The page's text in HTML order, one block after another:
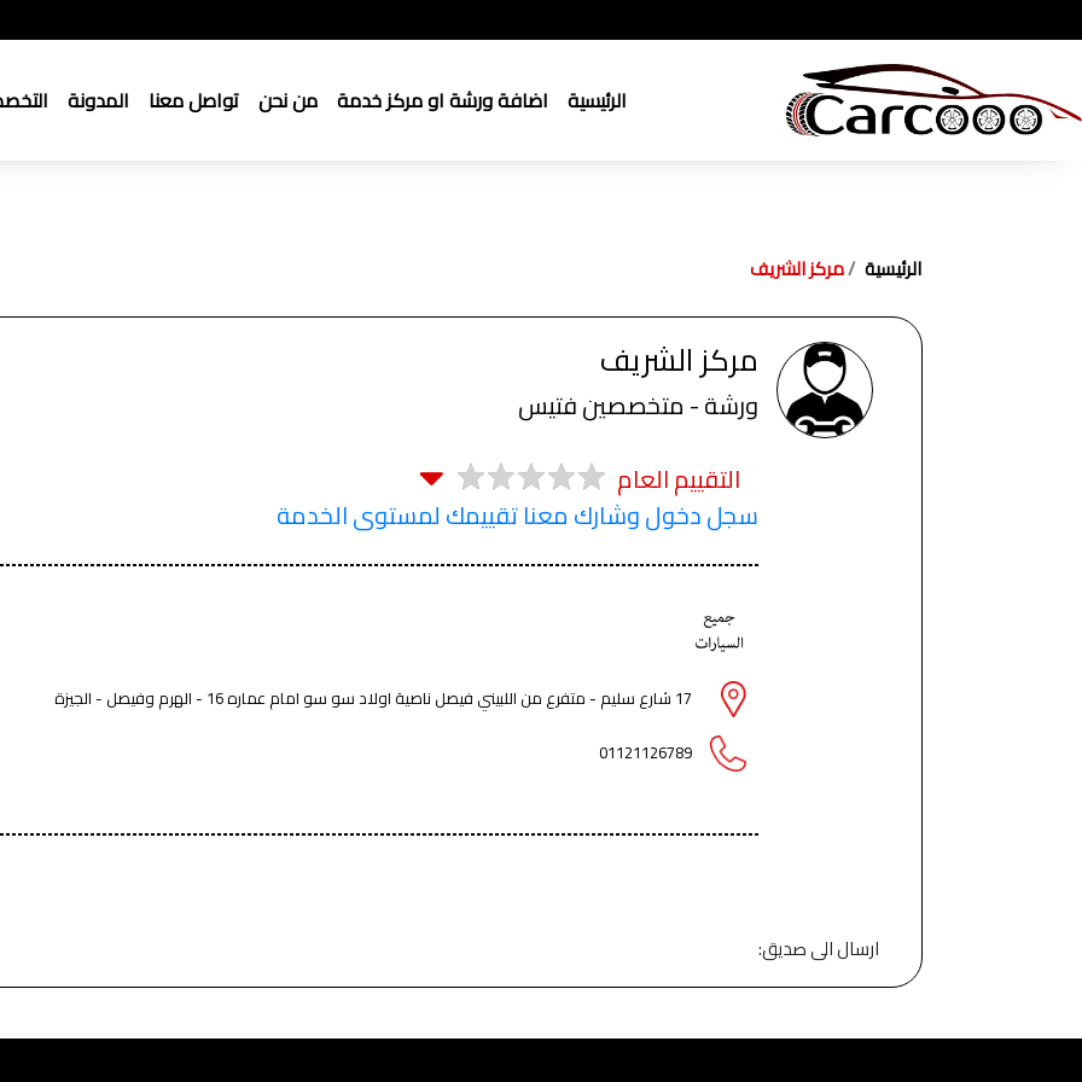
الرئيسية اضافة ورشة او مركز خدمة من نحن تواصل معنا المدونة
الرئيسية مركز الشريف
مركز الشريف
ورشة - متخصصين فتيس
التقييم العام
سجل دخول وشارك معنا تقييمك لمستوى الخدمة
17 شارع سليم - متفرع من اللبيني فيصل ناصية اولاد سو سو امام عماره 16 - الهرم وفيصل - الجيزة
01121126789
ارسال الى صديق: